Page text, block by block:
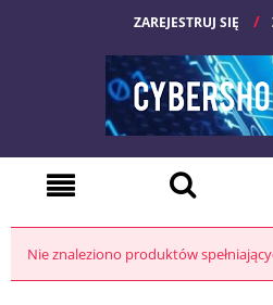
ZAREJESTRUJ SIĘ
Nie znaleziono produktów